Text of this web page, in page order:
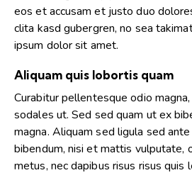
eos et accusam et justo duo
clita kasd gubergren, no sea
ipsum dolor sit amet.
Aliquam quis lobortis quam
Curabitur pellentesque odio
sodales ut. Sed sed quam ut ex
magna. Aliquam sed ligula sed
bibendum, nisi et mattis vulputate,
metus, nec dapibus risus risus quis